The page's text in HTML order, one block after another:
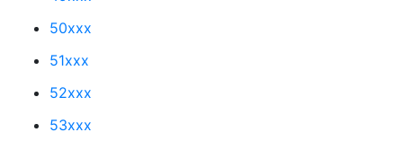
50xxx
51xxx
52xxx
53xxx